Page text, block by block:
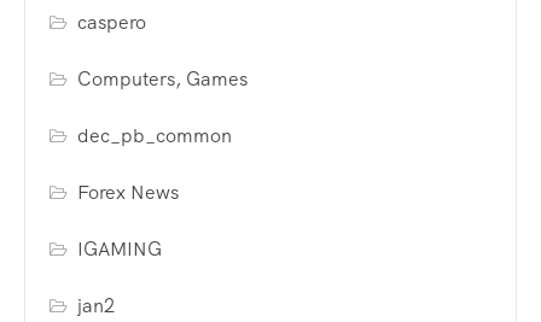
caspero
Computers, Games
dec_pb_common
Forex News
IGAMING
jan2